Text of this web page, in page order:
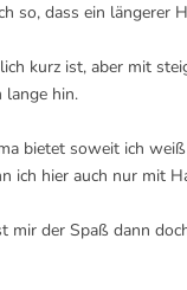
so, dass ein längerer
kurz ist, aber mit
lange hin.
bietet soweit ich
ich hier auch nur mit
der Spaß dann